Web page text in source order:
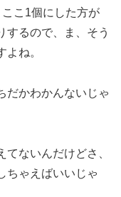
こ1個にした方が
するので、ま、そう
ね。
だかわかんないじゃ
ないんだけどさ、
ちゃえばいいじゃ